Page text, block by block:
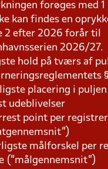
forøges med 1
kan findes en
2 efter 2026 forår til
2026/27.
hold på tværs af
§
placering i puljen
udeblivelser
point per
målforskel per
(”målgennemsnit”)